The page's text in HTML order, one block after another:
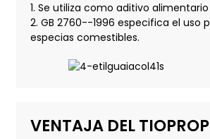
1. Se utiliza como aditivo
2. GB 2760--1996 especifica el uso
especias comestibles.
VENTAJA DEL